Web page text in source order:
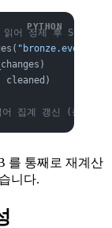
어 정제 후 Silver
"bronze.events"
cleaned)
집계 갱신 (증분 집
를 통째로 재계산
니다.